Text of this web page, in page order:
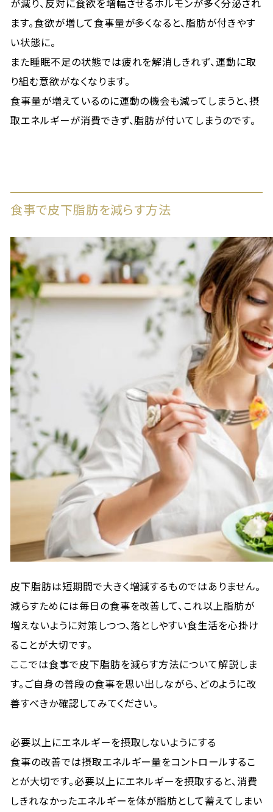
が減り、反対に食欲を増幅させるホルモンが多く分泌され
ます。食欲が増して食事量が多くなると、脂肪が付きやす
い状態に。
また睡眠不足の状態では疲れを解消しきれず、運動に取
り組む意欲がなくなります。
食事量が増えているのに運動の機会も減ってしまうと、摂
取エネルギーが消費できず、脂肪が付いてしまうのです。
食事で皮下脂肪を減らす方法
皮下脂肪は短期間で大きく増減するものではありません。
減らすためには毎日の食事を改善して、これ以上脂肪が
増えないように対策しつつ、落としやすい食生活を心掛け
ることが大切です。
ここでは食事で皮下脂肪を減らす方法について解説しま
す。ご自身の普段の食事を思い出しながら、どのように改
善すべきか確認してみてください。
必要以上にエネルギーを摂取しないようにする
食事の改善では摂取エネルギー量をコントロールするこ
とが大切です。必要以上にエネルギーを摂取すると、消費
しきれなかったエネルギーを体が脂肪として蓄えてしまい